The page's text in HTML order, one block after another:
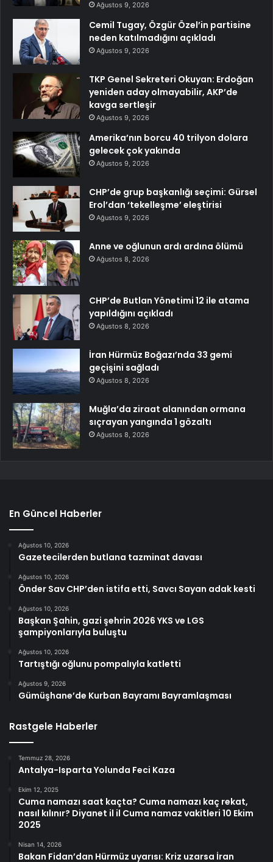
Ağustos 9, 2026
Cemil Tugay, Özgür Özel’in partisine
neden katılmadığını açıkladı
Ağustos 9, 2026
TKP Genel Sekreteri Okuyan: Erdoğan
yeniden aday olmayabilir, AKP’de
kavga sertleşir
Ağustos 9, 2026
Amerika’nın borcu 40 trilyon dolara
gelecek çok yakında
Ağustos 9, 2026
CHP’de grup başkanlığı seçimi: Gürsel
Erol’dan ‘tekelleşme’ eleştirisi
Ağustos 9, 2026
Anne ve oğlunun ardı ardına ölümü
Ağustos 8, 2026
CHP’de Butlan Yönetimi 12 ile atama
yapıldığını açıkladı
Ağustos 8, 2026
İran Hürmüz Boğazı’nda 33 gemi
geçişini sağladı
Ağustos 8, 2026
Muğla’da ziraat alanından ormana
sıçrayan yangında 1 gözaltı
Ağustos 8, 2026
En Güncel Haberler
Ağustos 10, 2026
Gazetecilerden butlana tazminat davası
Ağustos 10, 2026
Önder Sav CHP’den istifa etti, Savcı Sayan adak kesti
Ağustos 10, 2026
Başkan Şahin, gazi şehrin 2026 YKS ve LGS
şampiyonlarıyla buluştu
Ağustos 10, 2026
Tartıştığı oğlunu pompalıyla katletti
Ağustos 9, 2026
Gümüşhane’de Kurban Bayramı Bayramlaşması
Rastgele Haberler
Temmuz 28, 2026
Antalya-Isparta Yolunda Feci Kaza
Ekim 12, 2025
Cuma namazı saat kaçta? Cuma namazı kaç rekat,
nasıl kılınır? Diyanet il il Cuma namaz vakitleri 10 Ekim
2025
Nisan 14, 2026
Bakan Fidan’dan Hürmüz uyarısı: Kriz uzarsa İran